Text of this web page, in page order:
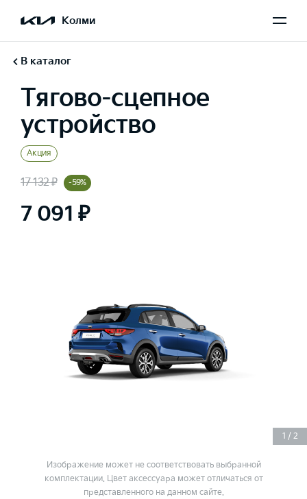
Колми
В каталог
Тягово-сцепное
устройство
Акция
17 132 ₽ -59%
7 091 ₽
1 / 2
Изображение может не соответствовать выбранной
комплектации. Цвет аксессуара может отличаться от
представленного на данном сайте.